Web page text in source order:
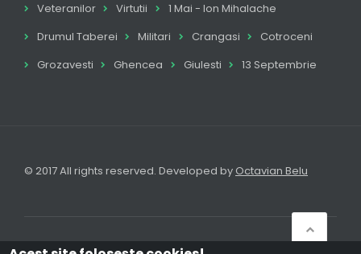
Veteranilor
Virtutii
1 Mai - Ion Mihalache
Drumul Taberei
Militari Crangasi
Cotroceni
Grozavesti
Ghencea Giulesti 13 Septembrie
© 2017 All rights reserved. Developed by Octavian Belu
Acasă Anunțuri Autentificare